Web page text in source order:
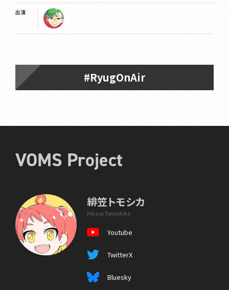
出演
#RyugOnAir
VOMS Project
緋笠トモシカ
Hikasa Tomoshika
Youtube
TwitterX
Bluesky